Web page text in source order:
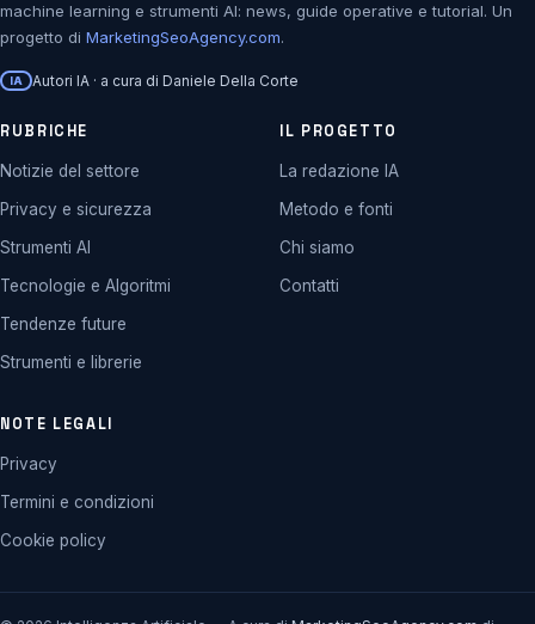
machine learning e strumenti AI: news, guide operative e tutorial. Un
progetto di MarketingSeoAgency.com.
IA Autori IA · a cura di Daniele Della Corte
RUBRICHE
Notizie del settore
Privacy e sicurezza
Strumenti AI
Tecnologie e Algoritmi
Tendenze future
Strumenti e librerie
IL PROGETTO
La redazione IA
Metodo e fonti
Chi siamo
Contatti
NOTE LEGALI
Privacy
Termini e condizioni
Cookie policy